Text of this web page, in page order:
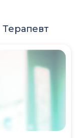
Терапевт